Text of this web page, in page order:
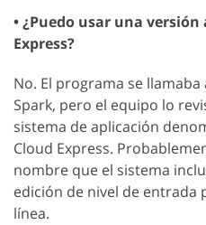
• ¿Puedo usar una versión
Express?
No. El programa se
Spark, pero el equipo lo
sistema de aplicación
Cloud Express.
nombre que el sistema
edición de nivel de entrada
línea.